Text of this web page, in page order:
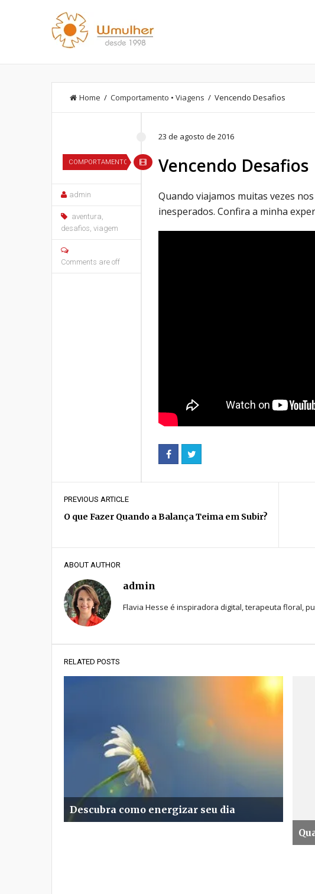
Home / Comportamento • Viagens / Vencendo Desafios
COMPORTAMENTO
23 de agosto de 2016
Vencendo Desafios
admin
aventura,
desafios, viagem
Comments are off
Quando viajamos muitas vezes
inesperados. Confira a minha
PREVIOUS ARTICLE
O que Fazer Quando a Balança Teima em Subir?
ABOUT AUTHOR
admin
Flavia Hesse é inspiradora digital, terapeuta floral,
RELATED POSTS
Descubra como energizar seu dia